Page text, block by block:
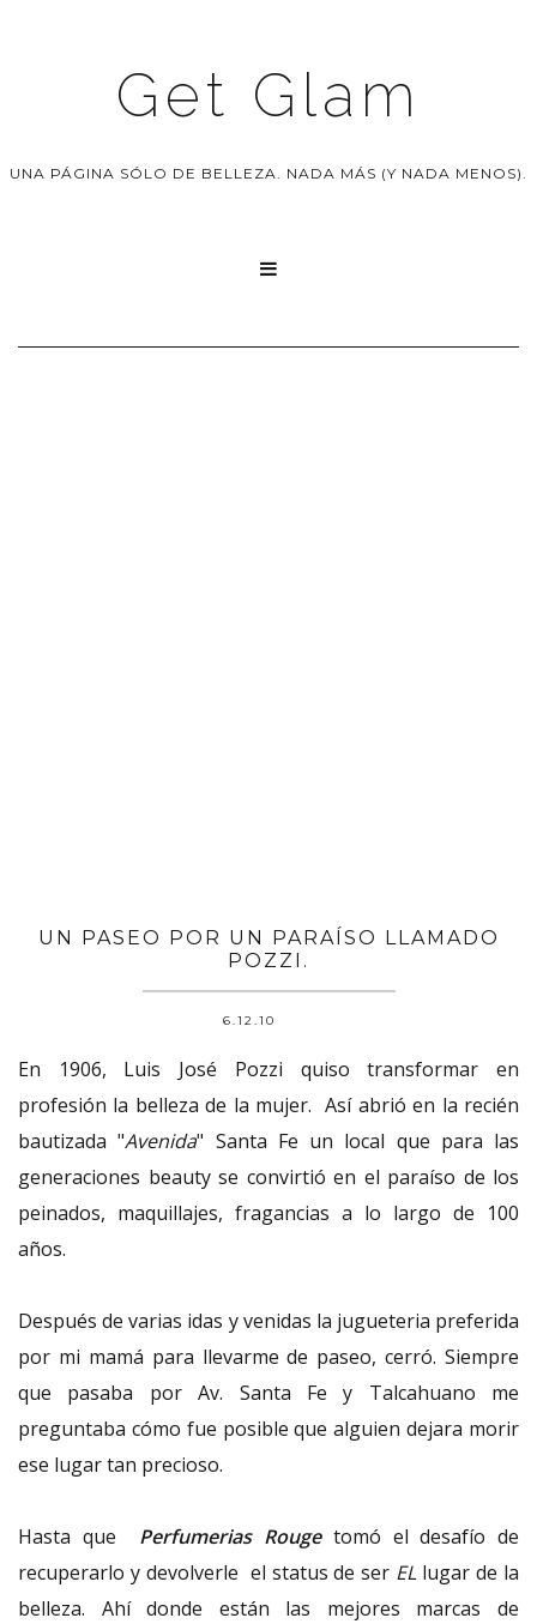
Get Glam
UNA PÁGINA SÓLO DE BELLEZA. NADA MÁS (Y NADA MENOS).

UN PASEO POR UN PARAÍSO LLAMADO
POZZI.
6.12.10
En 1906, Luis José Pozzi quiso transformar en
profesión la belleza de la mujer. Así abrió en la recién
bautizada "Avenida" Santa Fe un local que para las
generaciones beauty se convirtió en el paraíso de los
peinados, maquillajes, fragancias a lo largo de 100
años.
Después de varias idas y venidas la jugueteria preferida
por mi mamá para llevarme de paseo, cerró. Siempre
que pasaba por Av. Santa Fe y Talcahuano me
preguntaba cómo fue posible que alguien dejara morir
ese lugar tan precioso.
Hasta que Perfumerias Rougetomó el desafío de
recuperarlo y devolverle el status de ser EL lugar de la
belleza. Ahí donde están las mejores marcas de